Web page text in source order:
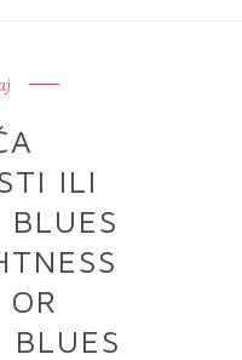
ILI
BLUES
BLUES